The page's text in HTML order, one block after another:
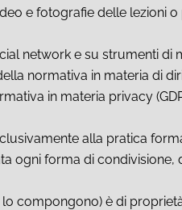
e fotografie delle lezioni
network e su strumenti di
normativa in materia di
in materia privacy
alla pratica
ogni forma di condivisione,
compongono) è di